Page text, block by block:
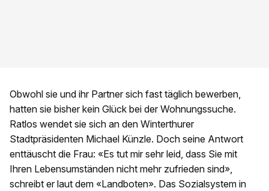
Obwohl sie und ihr Partner sich fast täglich bewerben,
hatten sie bisher kein Glück bei der Wohnungssuche.
Ratlos wendet sie sich an den Winterthurer
Stadtpräsidenten Michael Künzle. Doch seine Antwort
enttäuscht die Frau: «Es tut mir sehr leid, dass Sie mit
Ihren Lebensumständen nicht mehr zufrieden sind»,
schreibt er laut dem «Landboten». Das Sozialsystem in